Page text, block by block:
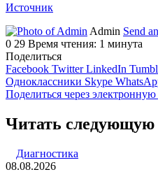
Источник
Admin Send
0 29 Время чтения: 1 минута
Поделиться
Facebook Twitter LinkedIn
Одноклассники Skype
Поделиться через
Читать следующую
Диагностика
08.08.2026